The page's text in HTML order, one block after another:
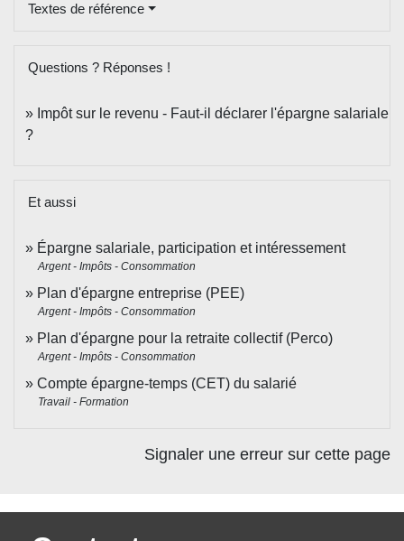
Textes de référence
Questions ? Réponses !
Impôt sur le revenu - Faut-il déclarer l'épargne salariale
?
Et aussi
Épargne salariale, participation et intéressement
Argent - Impôts - Consommation
Plan d'épargne entreprise (PEE)
Argent - Impôts - Consommation
Plan d'épargne pour la retraite collectif (Perco)
Argent - Impôts - Consommation
Compte épargne-temps (CET) du salarié
Travail - Formation
Signaler une erreur sur cette page